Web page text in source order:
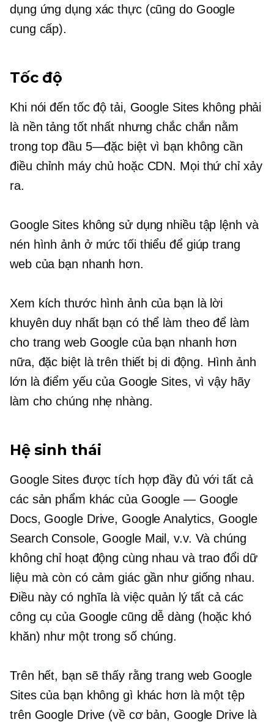
dụng ứng dụng xác thực (cũng do Google
cung cấp).
Tốc độ
Khi nói đến tốc độ tải, Google Sites không phải
là nền tảng tốt nhất nhưng chắc chắn nằm
trong top đầu 5—đặc biệtvì bạn không cần
điều chỉnh máy chủ hoặc CDN. Mọi thứ chỉ xảy
ra.
Google Sites không sử dụng nhiều tập lệnh và
nén hình ảnh ở mức tối thiểu để giúp trang
web của bạn nhanh hơn.
Xem kích thước hình ảnh của bạn là lời
khuyên duy nhất bạn có thể làm theo để làm
cho trang web Google của bạn nhanh hơn
nữa, đặc biệt là trên thiết bị di động. Hình ảnh
lớn là điểm yếu của Google Sites, vì vậy hãy
làm cho chúng nhẹ nhàng.
Hệ sinh thái
Google Sites được tích hợp đầy đủ với tất cả
các sản phẩm khác của Google — Google
Docs, Google Drive, Google Analytics, Google
Search Console, Google Mail, v.v. Và chúng
không chỉ hoạt động cùng nhau và trao đổi dữ
liệu mà còn có cảm giác gần như giống nhau.
Điều này có nghĩa là việc quản lý tất cả các
công cụ của Google cũng dễ dàng (hoặc khó
khăn) như một trong số chúng.
Trên hết, bạn sẽ thấy rằng trang web Google
Sites của bạn không gì khác hơn là một tệp
trên Google Drive (về cơ bản, Google Drive là